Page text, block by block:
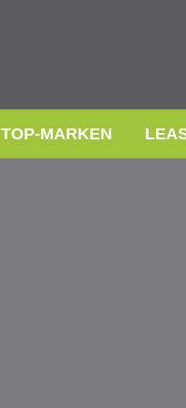
TOP-MARKEN